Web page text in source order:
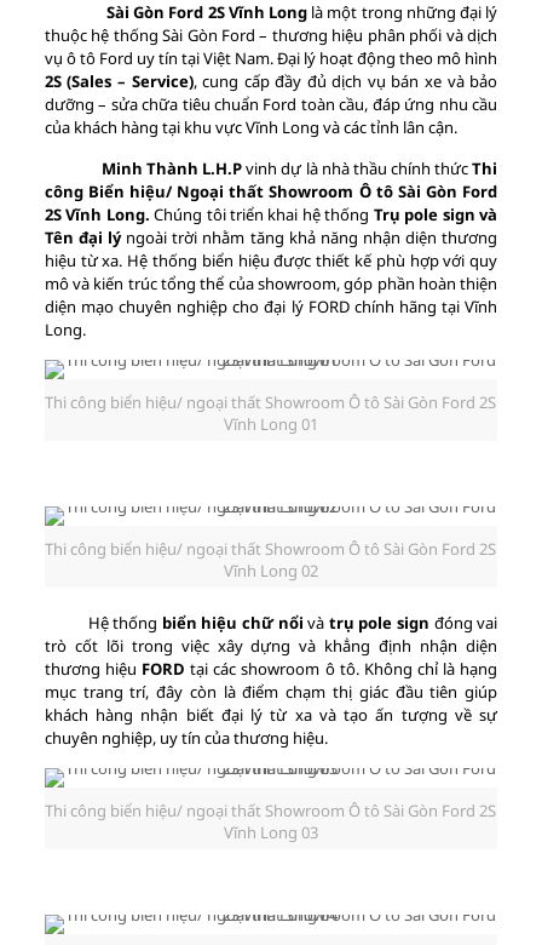
Sài Gòn Ford 2S Vĩnh Longlà một trong những đại lý
thuộc hệ thống Sài Gòn Ford – thương hiệu phân phối và dịch
vụ ô tô Ford uy tín tại Việt Nam. Đại lý hoạt động theo mô hình
2S (Sales – Service), cung cấp đầy đủ dịch vụ bán xe và bảo
dưỡng – sửa chữa tiêu chuẩn Ford toàn cầu, đáp ứng nhu cầu
của khách hàng tại khu vực Vĩnh Long và các tỉnh lân cận.
Minh Thành L.H.Pvinh dự là nhà thầu chính thứcThi
công Biển hiệu/ Ngoại thất Showroom Ô tô Sài Gòn Ford
2S Vĩnh Long.Chúng tôi triển khai hệ thống Trụ pole sign và
Tên đại lý ngoài trời nhằm tăng khả năng nhận diện thương
hiệu từ xa. Hệ thống biển hiệu được thiết kế phù hợp với quy
mô và kiến trúc tổng thể của showroom, góp phần hoàn thiện
diện mạo chuyên nghiệp cho đại lý FORD chính hãng tại Vĩnh
Long.
Thi công biển hiệu/ ngoại thất Showroom Ô tô Sài Gòn Ford 2S
Vĩnh Long 01
Thi công biển hiệu/ ngoại thất Showroom Ô tô Sài Gòn Ford 2S
Vĩnh Long 02
Hệ thống biển hiệu chữ nổi và trụ pole sign đóng vai
trò cốt lõi trong việc xây dựng và khẳng định nhận diện
thương hiệu FORD tại các showroom ô tô. Không chỉ là hạng
mục trang trí, đây còn là điểm chạm thị giác đầu tiên giúp
khách hàng nhận biết đại lý từ xa và tạo ấn tượng về sự
chuyên nghiệp, uy tín của thương hiệu.
Thi công biển hiệu/ ngoại thất Showroom Ô tô Sài Gòn Ford 2S
Vĩnh Long 03